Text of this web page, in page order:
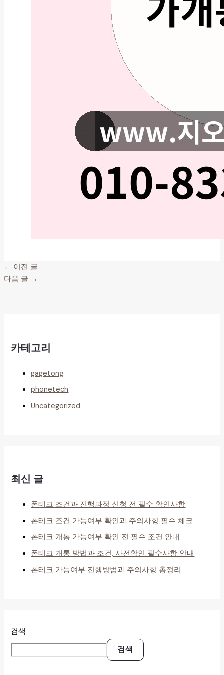
← 이전 글
다음 글 →
카테고리
gagetong
phonetech
Uncategorized
최신 글
폰테크 조건과 진행과정 신청 전 필수 확인사항
폰테크 조건 가능여부 확인과 주의사항 필수 체크
폰테크 개통 가능여부 확인 전 필수 조건 안내
폰테크 개통 방법과 조건, 사전확인 필수사항 안내
폰테크 가능여부 진행방법과 주의사항 총정리
검색
검색